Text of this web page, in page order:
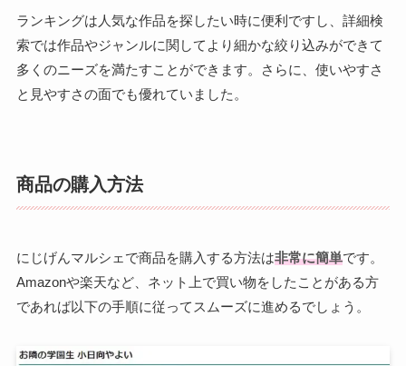
ランキングは人気な作品を探したい時に便利ですし、詳細検
索では作品やジャンルに関してより細かな絞り込みができて
多くのニーズを満たすことができます。さらに、使いやすさ
と見やすさの面でも優れていました。
商品の購入方法
にじげんマルシェで商品を購入する方法は非常に簡単です。
Amazonや楽天など、ネット上で買い物をしたことがある方
であれば以下の手順に従ってスムーズに進めるでしょう。